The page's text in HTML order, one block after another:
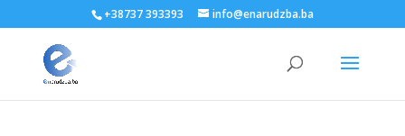
+38737 393393 info@enarudzba.ba